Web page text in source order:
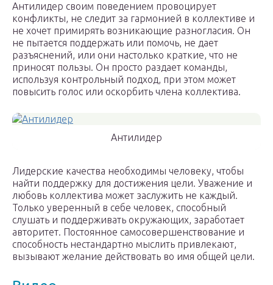
Антилидер своим поведением провоцирует
конфликты, не следит за гармонией в коллективе и
не хочет примирять возникающие разногласия. Он
не пытается поддержать или помочь, не дает
разъяснений, или они настолько краткие, что не
приносят пользы. Он просто раздает команды,
используя контрольный подход, при этом может
повысить голос или оскорбить члена коллектива.
Антилидер
Лидерские качества необходимы человеку, чтобы
найти поддержку для достижения цели. Уважение и
любовь коллектива может заслужить не каждый.
Только уверенный в себе человек, способный
слушать и поддерживать окружающих, заработает
авторитет. Постоянное самосовершенствование и
способность нестандартно мыслить привлекают,
вызывают желание действовать во имя общей цели.